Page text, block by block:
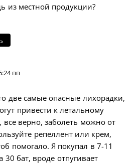
из местной продукции?
пп
две самые опасные лихорадки,
привести к летальному
все верно, заболеть можно от
репеллент или крем,
помогало. Я покупал в 7-11
30 бат, вроде отпугивает